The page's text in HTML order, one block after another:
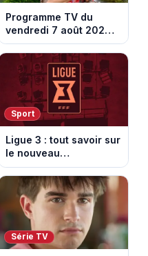
Programme TV du
vendredi 7 août 2026 :
notre sélection pour
votre soirée télé
Sport
Ligue 3 : tout savoir sur
le nouveau
championnat qui
succède au National
Série TV